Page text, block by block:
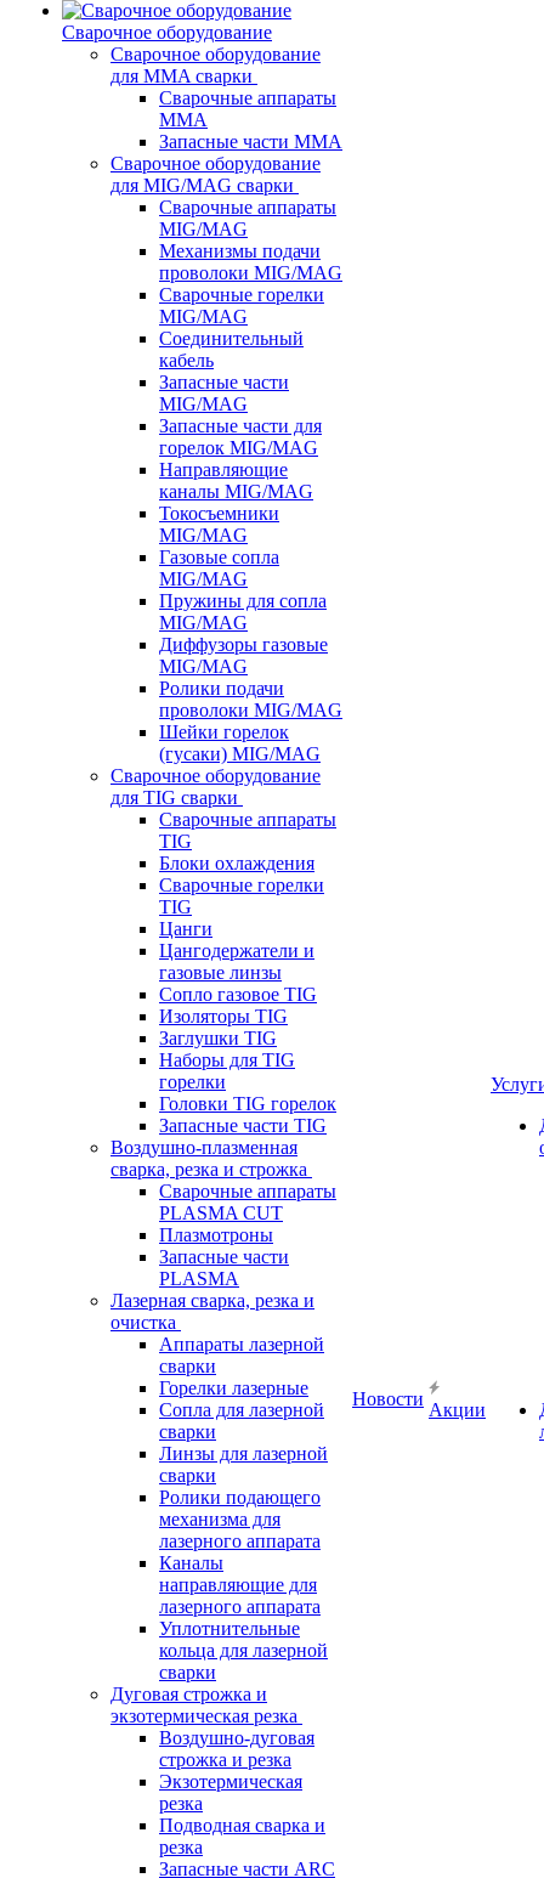
Сварочное оборудование
Сварочное оборудование
для MMA сварки
Сварочные аппараты
MMA
Запасные части MMA
Сварочное оборудование
для MIG/MAG сварки
Сварочные аппараты
MIG/MAG
Механизмы подачи
проволоки MIG/MAG
Сварочные горелки
MIG/MAG
Соединительный
кабель
Запасные части
MIG/MAG
Запасные части для
горелок MIG/MAG
Направляющие
каналы MIG/MAG
Токосъемники
MIG/MAG
Газовые сопла
MIG/MAG
Пружины для сопла
MIG/MAG
Диффузоры газовые
MIG/MAG
Ролики подачи
проволоки MIG/MAG
Шейки горелок
(гусаки) MIG/MAG
Сварочное оборудование
для TIG сварки
Сварочные аппараты
TIG
Блоки охлаждения
Сварочные горелки
TIG
Цанги
Цангодержатели и
газовые линзы
Сопло газовое TIG
Изоляторы TIG
Заглушки TIG
Наборы для TIG
горелки
Головки TIG горелок
Запасные части TIG
Воздушно-плазменная
сварка, резка и строжка
Сварочные аппараты
PLASMA CUT
Плазмотроны
Запасные части
PLASMA
Лазерная сварка, резка и
очистка
Аппараты лазерной
сварки
Горелки лазерные
Сопла для лазерной
сварки
Линзы для лазерной
сварки
Ролики подающего
механизма для
лазерного аппарата
Каналы
направляющие для
лазерного аппарата
Уплотнительные
кольца для лазерной
сварки
Дуговая строжка и
экзотермическая резка
Воздушно-дуговая
строжка и резка
Экзотермическая
резка
Подводная сварка и
резка
Запасные части ARC
Новости
Акции